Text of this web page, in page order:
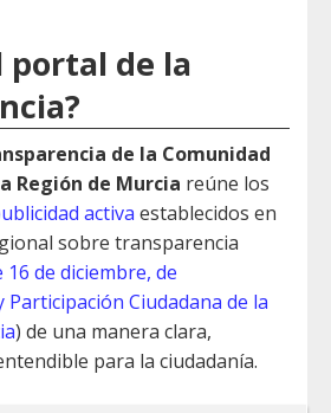
portal de la
de la Comunidad
Región de Murcia reúne los
activa establecidos en
sobre transparencia
16 de diciembre, de
Ciudadana de la
) de una manera clara,
para la ciudadanía.